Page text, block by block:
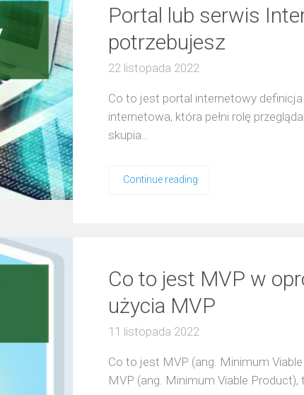
Portal lub serwis
potrzebujesz
22 listopada 2022
Co to jest portal internetowy
internetowa, która pełni rolę
skupia…
Continue reading
Co to jest MVP w
użycia MVP
11 listopada 2022
Co to jest MVP (ang. Minimum
MVP (ang. Minimum Viable Product),